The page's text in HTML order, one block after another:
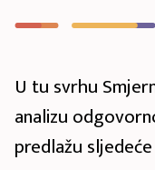
U tu svrhu
analizu
predlažu